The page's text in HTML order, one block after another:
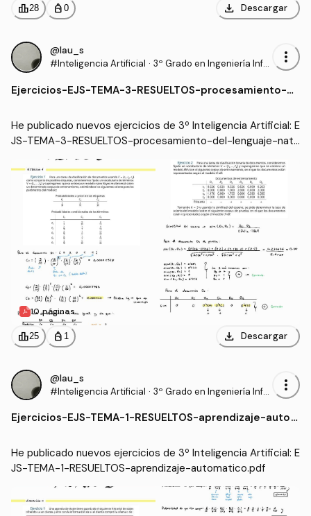
leaderboard28 personal_bag 0 download Descargar
@lau_s
#Inteligencia Artificial · 3º Grado en Ingeniería Infor
ware (US)
more_vert
Ejercicios-EJS-TEMA-3-RESUELTOS-procesamiento-d
He publicado nuevos ejercicios de 3º Inteligencia Artificial: E
JS-TEMA-3-RESUELTOS-procesamiento-del-lenguaje-natu
10 páginas
leaderboard25 personal_bag 1 download Descargar
@lau_s
#Inteligencia Artificial · 3º Grado en Ingeniería Infor
ware (US)
more_vert
Ejercicios-EJS-TEMA-1-RESUELTOS-aprendizaje-auto
He publicado nuevos ejercicios de 3º Inteligencia Artificial: E
JS-TEMA-1-RESUELTOS-aprendizaje-automatico.pdf